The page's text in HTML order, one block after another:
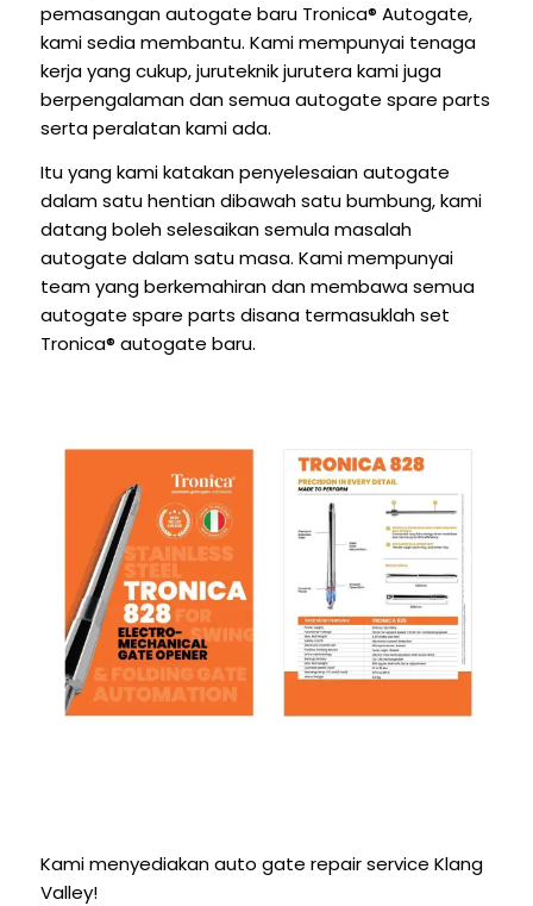
pemasangan autogate baru Tronica® Autogate,
kami sedia membantu. Kami mempunyai tenaga
kerja yang cukup, juruteknik jurutera kami juga
berpengalaman dan semua autogate spare parts
serta peralatan kami ada.
Itu yang kami katakan penyelesaian autogate
dalam satu hentian dibawah satu bumbung, kami
datang boleh selesaikan semula masalah
autogate dalam satu masa. Kami mempunyai
team yang berkemahiran dan membawa semua
autogate spare parts disana termasuklah set
Tronica® autogate baru.
Kami menyediakan auto gate repair service Klang
Valley!